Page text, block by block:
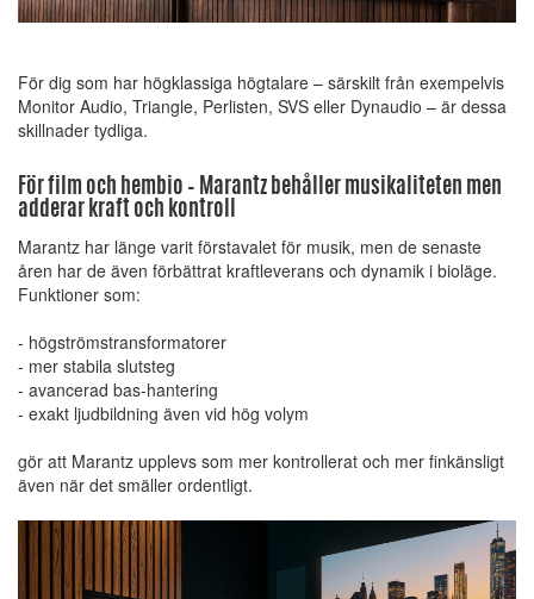
För dig som har högklassiga högtalare – särskilt från exempelvis
Monitor Audio, Triangle, Perlisten, SVS eller Dynaudio – är dessa
skillnader tydliga.
För film och hembio – Marantz behåller musikaliteten men
adderar kraft och kontroll
Marantz har länge varit förstavalet för musik, men de senaste
åren har de även förbättrat kraftleverans och dynamik i bioläge.
Funktioner som:
- högströmstransformatorer
- mer stabila slutsteg
- avancerad bas-hantering
- exakt ljudbildning även vid hög volym
gör att Marantz upplevs som mer kontrollerat och mer finkänsligt
även när det smäller ordentligt.